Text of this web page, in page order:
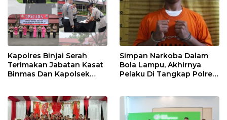
Kapolres Binjai Serah
Terimakan Jabatan Kasat
Binmas Dan Kapolsek
Simpan Narkoba Dalam
Bola Lampu, Akhirnya
Pelaku Di Tangkap Polres